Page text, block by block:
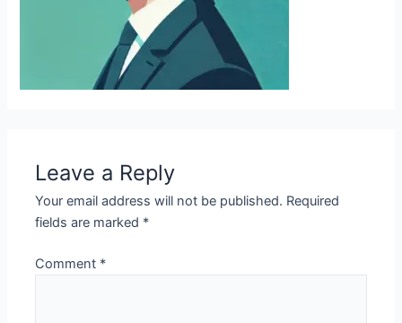
Leave a Reply
Your email address will not be published. Required
fields are marked *
Comment *